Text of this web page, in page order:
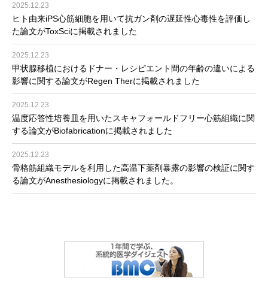
2025.12.23
ヒト由来iPS心筋細胞を用いて抗ガン剤の遅延性心毒性を評価し
た論文がToxSciに掲載されました
2025.12.23
甲状腺移植におけるドナー・レシピエント間の年齢の違いによる
影響に関する論文がRegen Therに掲載されました
2025.12.23
温度応答性培養皿を用いたスキャフォールドフリー心筋組織に関
する論文がBiofabricationに掲載されました
2025.12.23
骨格筋組織モデルを利用した高温下薬剤暴露の影響の検証に関す
る論文がAnesthesiologyに掲載されました。